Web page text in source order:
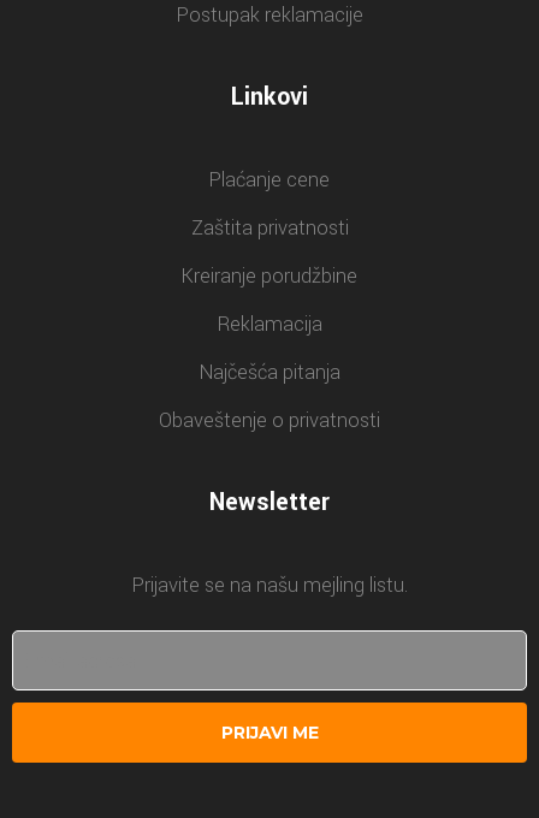
Postupak reklamacije
Linkovi
Plaćanje cene
Zaštita privatnosti
Kreiranje porudžbine
Reklamacija
Najčešća pitanja
Obaveštenje o privatnosti
Newsletter
Prijavite se na našu mejling listu.
PRIJAVI ME